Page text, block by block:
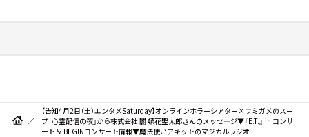
【告知4月2日（土）エンタメSaturday】オンラインホラーシアター×ウミガメのスー
プ「心霊配信の夜」から株式会社 闇 頓花聖太郎さんのメッセ―ジ▼『E.T.』 in コンサ
ート＆ BEGINコンサート情報▼魔法使いアキットのマジカルラジオ